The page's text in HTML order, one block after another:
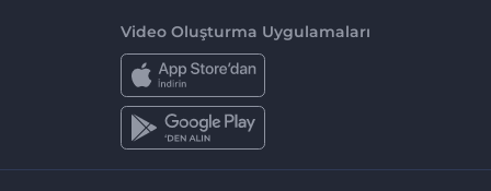
Video Oluşturma Uygulamaları